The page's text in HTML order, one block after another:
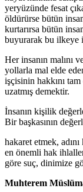
yeryüzünde fesat
öldürürse bütün
kurtarırsa bütün
buyurarak bu ilkeye
Her insanın malını
yollarla mal elde
işçisinin hakkını
uzatmış demektir.
İnsanın kişilik
Bir başkasının
hakaret etmek,
en önemli hak
göre suç, dinimize
Muhterem